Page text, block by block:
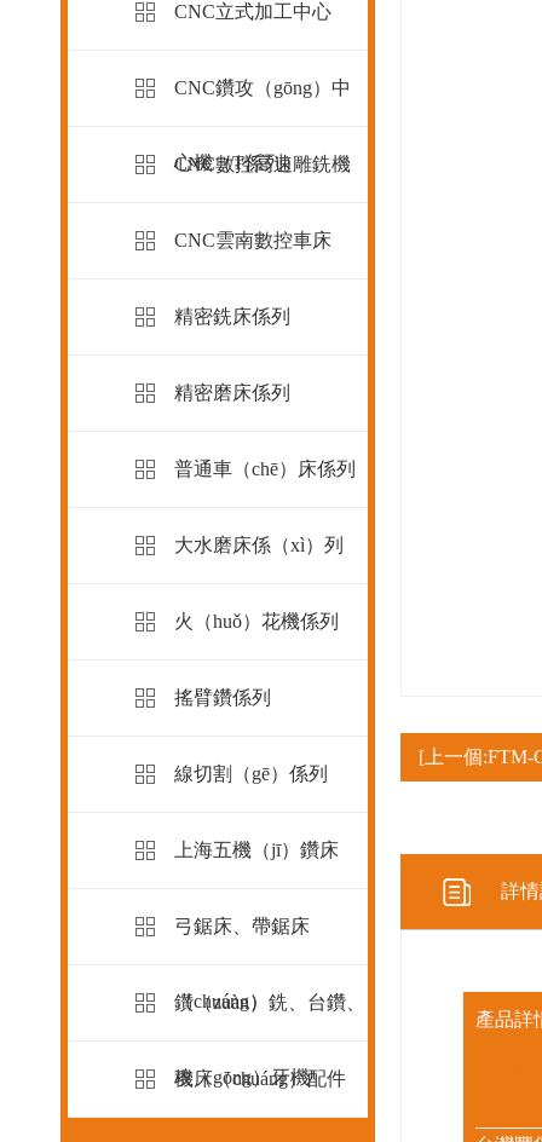
CNC立式加工中心
CNC鑽攻（gōng）中
心機（T係列）
CNC數控高速雕銑機
CNC雲南數控車床
精密銑床係列
精密磨床係列
普通車（chē）床係列
大水磨床係（xì）列
火（huǒ）花機係列
搖臂鑽係列
線切割（gē）係列
上海五機（jī）鑽床
弓鋸床、帶鋸床
（chuáng）
鑽（zuàn）銑、台鑽、
攻（gōng）牙機
機床（chuáng）配件
[上一個:FTM-
詳
產品詳